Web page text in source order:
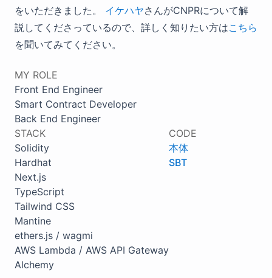
をいただきました。 イケハヤさんがCNPRについて解
説してくださっているので、詳しく知りたい方はこちら
を聞いてみてください。
MY ROLE
Front End Engineer
Smart Contract Developer
Back End Engineer
STACK
Solidity
Hardhat
Next.js
TypeScript
Tailwind CSS
Mantine
ethers.js / wagmi
AWS Lambda / AWS API Gateway
Alchemy
CODE
本体
SBT